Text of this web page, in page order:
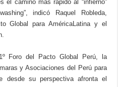
el camino más rápido al “infierno”
indicó Raquel Robleda,
Global para AméricaLatina y el
Foro del Pacto Global Perú, la
y Asociaciones del Perú para
desde su perspectiva afronta el